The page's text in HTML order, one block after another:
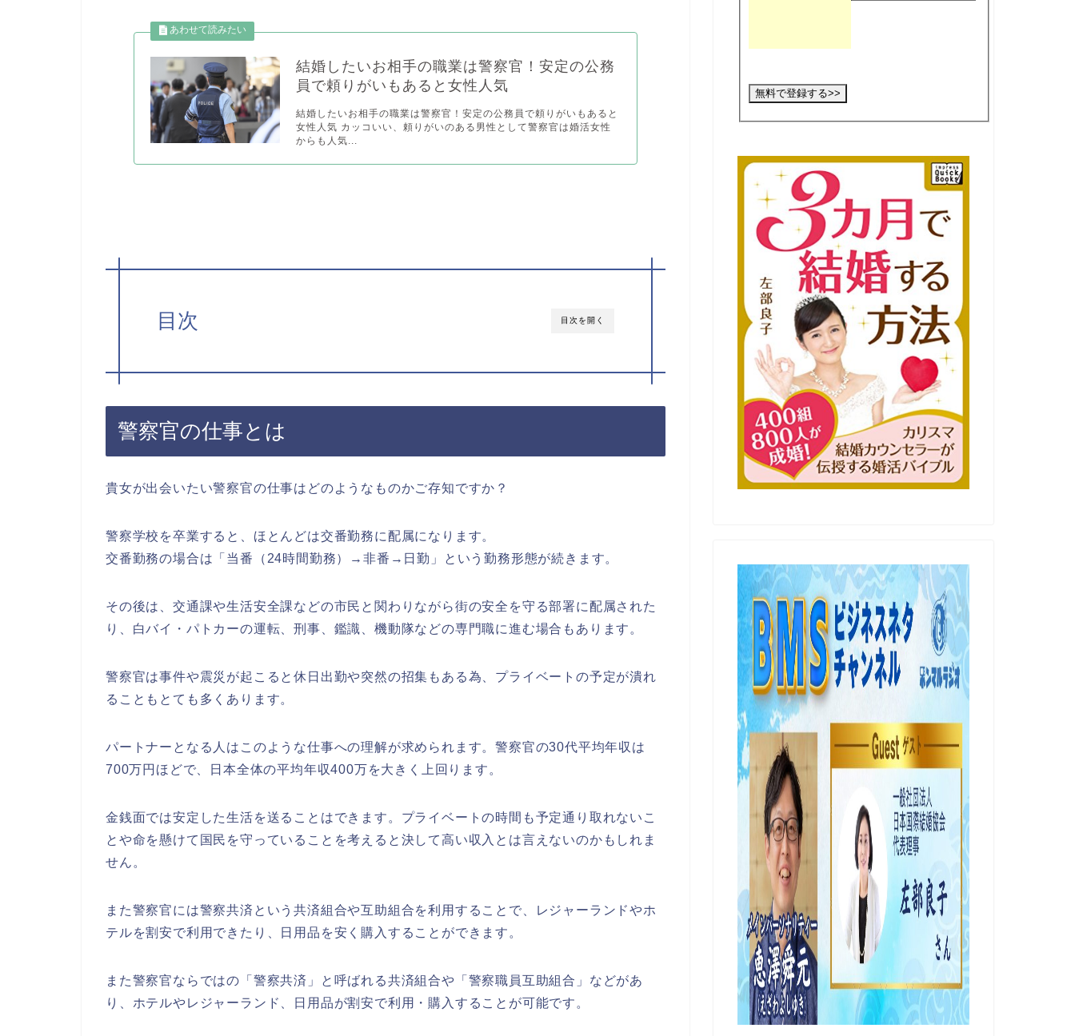
結婚したいお相手の職業は警察官！安定の公務
員で頼りがいもあると女性人気
結婚したいお相手の職業は警察官！安定の公務員で頼りがいもあると
女性人気 カッコいい、頼りがいのある男性として警察官は婚活女性
からも人気...
目次を開く
目次
警察官の仕事とは
貴女が出会いたい警察官の仕事はどのようなものかご存知ですか？
警察学校を卒業すると、ほとんどは交番勤務に配属になります。
交番勤務の場合は「当番（24時間勤務）→非番→日勤」という勤務形態が続きます。
その後は、交通課や生活安全課などの市民と関わりながら街の安全を守る部署に配属された
り、白バイ・パトカーの運転、刑事、鑑識、機動隊などの専門職に進む場合もあります。
警察官は事件や震災が起こると休日出勤や突然の招集もある為、プライベートの予定が潰れ
ることもとても多くあります。
パートナーとなる人はこのような仕事への理解が求められます。警察官の30代平均年収は
700万円ほどで、日本全体の平均年収400万を大きく上回ります。
金銭面では安定した生活を送ることはできます。プライベートの時間も予定通り取れないこ
とや命を懸けて国民を守っていることを考えると決して高い収入とは言えないのかもしれま
せん。
また警察官には警察共済という共済組合や互助組合を利用することで、レジャーランドやホ
テルを割安で利用できたり、日用品を安く購入することができます。
また警察官ならではの「警察共済」と呼ばれる共済組合や「警察職員互助組合」などがあ
り、ホテルやレジャーランド、日用品が割安で利用・購入することが可能です。